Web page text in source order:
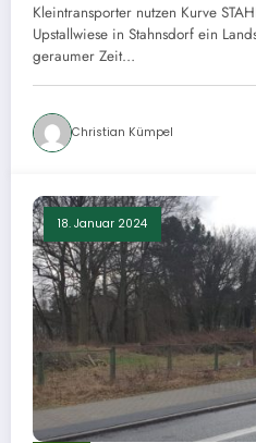
Kleintransporter nutzen Kurve
Upstallwiese in Stahnsdorf ein
geraumer Zeit…
Christian Kümpel
18. Januar 2024